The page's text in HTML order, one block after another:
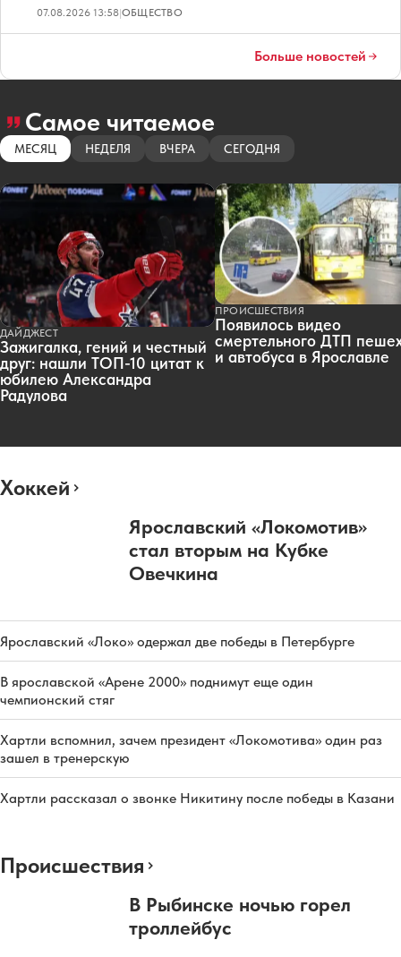
07.08.2026 13:58|ОБЩЕСТВО
Больше новостей
Самое читаемое
МЕСЯЦ НЕДЕЛЯ ВЧЕРА СЕГОДНЯ
ДАЙДЖЕСТ
Зажигалка, гений и честный
друг: нашли ТОП-10 цитат к
юбилею Александра
Радулова
ПРОИСШЕСТВИЯ
Появилось видео
смертельного ДТП
и автобуса в Ярославле
Хоккей
Ярославский «Локомотив»
стал вторым на Кубке
Овечкина
Ярославский «Локо» одержал две победы в Петербурге
В ярославской «Арене 2000» поднимут еще один
чемпионский стяг
Хартли вспомнил, зачем президент «Локомотива» один раз
зашел в тренерскую
Хартли рассказал о звонке Никитину после победы в Казани
Происшествия
В Рыбинске ночью горел
троллейбус